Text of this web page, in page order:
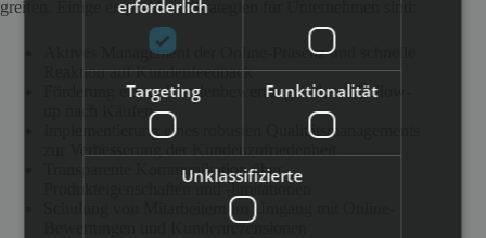
greifen. Einige empfohlene Strategien für Unternehmen sind:
Aktives Management der Online-Präsenz und schnelle
Reaktion auf Kundenfeedback
Förderung echter Kundenbewertungen durch Follow-
up nach Käufen
Implementierung eines robusten Qualitätsmanagements
Transparente Kommunikation über
Schulung von Mitarbeitern im Umgang mit Online-
Bewertungen und Kundenrezensionen
erforderlich
Targeting Funktionalität
Unklassifizierte